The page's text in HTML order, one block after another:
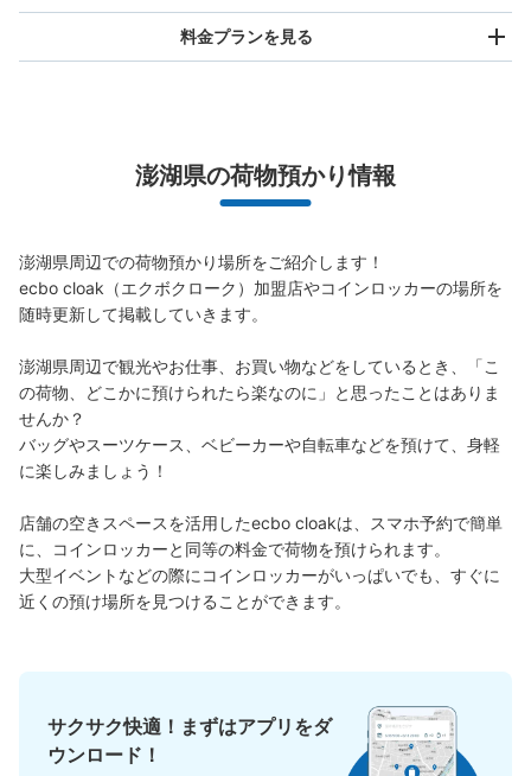
スマホからお店と日時を
指定して事前予約
全国1,000箇所以上と提携
どんなサイズの荷物もOK
楽器、ベビーカー、ゴルフバッグ等、1人が持てる大きさの荷物であればどんなサイズでも
料金プランを見る
最大辺が45cm未満の大きさのお荷物（リュック、ハンド
バッグ、お手荷物など）
スーツケースサイズ
NT$160
器、ベビーカーなど）
澎湖県の荷物預かり情報
澎湖県周辺での荷物預かり場所をご紹介します！
ecbo cloak（エクボクローク）加盟店やコインロッカーの場所を
随時更新して掲載していきます。
澎湖県周辺で観光やお仕事、お買い物などをしているとき、「こ
の荷物、どこかに預けられたら楽なのに」と思ったことはありま
せんか？
バッグやスーツケース、ベビーカーや自転車などを預けて、身軽
に楽しみましょう！
店舗の空きスペースを活用したecbo cloakは、スマホ予約で簡単
に、コインロッカーと同等の料金で荷物を預けられます。
大型イベントなどの際にコインロッカーがいっぱいでも、すぐに
近くの預け場所を見つけることができます。
サクサク快適！まずはアプリをダ
ウンロード！